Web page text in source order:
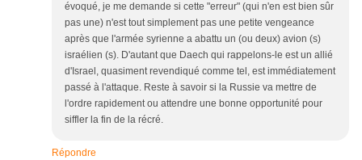
évoqué, je me demande si cette "erreur" (qui n'en est bien sûr
pas une) n'est tout simplement pas une petite vengeance
après que l'armée syrienne a abattu un (ou deux) avion (s)
israélien (s). D'autant que Daech qui rappelons-le est un allié
d'Israel, quasiment revendiqué comme tel, est immédiatement
passé à l'attaque. Reste à savoir si la Russie va mettre de
l'ordre rapidement ou attendre une bonne opportunité pour
siffler la fin de la récré.
Répondre